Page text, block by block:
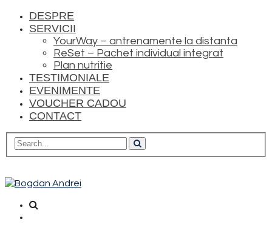
DESPRE
SERVICII
YourWay – antrenamente la distanta
ReSet – Pachet individual integrat
Plan nutritie
TESTIMONIALE
EVENIMENTE
VOUCHER CADOU
CONTACT